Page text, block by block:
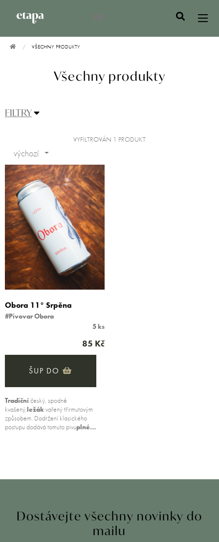
VŠECHNY PRODUKTY
Všechny produkty
FILTRY
VYFILTROVÁN 1 PRODUKT
výchozí
Obora 11° Srpěna
#Pivovar Obora
5 ks
85 Kč
ŠUP DO
Tradičníčeský, spodně
kvašený,ležákvařený třírmutovým
způsobem. Dodržení klasického
postupu dodává tomuto pivuplné…
Dostávejte všechny novinky do
mailu